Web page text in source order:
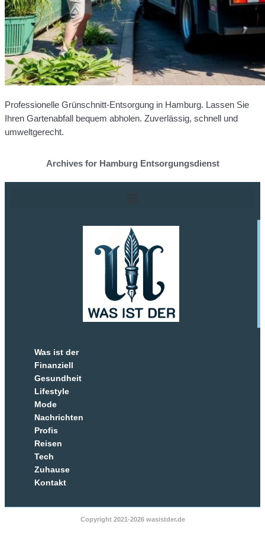
Professionelle Grünschnitt-Entsorgung in Hamburg. Lassen Sie
Ihren Gartenabfall bequem abholen. Zuverlässig, schnell und
umweltgerecht.
Archives for Hamburg Entsorgungsdienst
Was ist der
Finanziell
Gesundheit
Lifestyle
Mode
Nachrichten
Profis
Reisen
Tech
Zuhause
Kontakt
Copyright 2021-2026 wasistder.de